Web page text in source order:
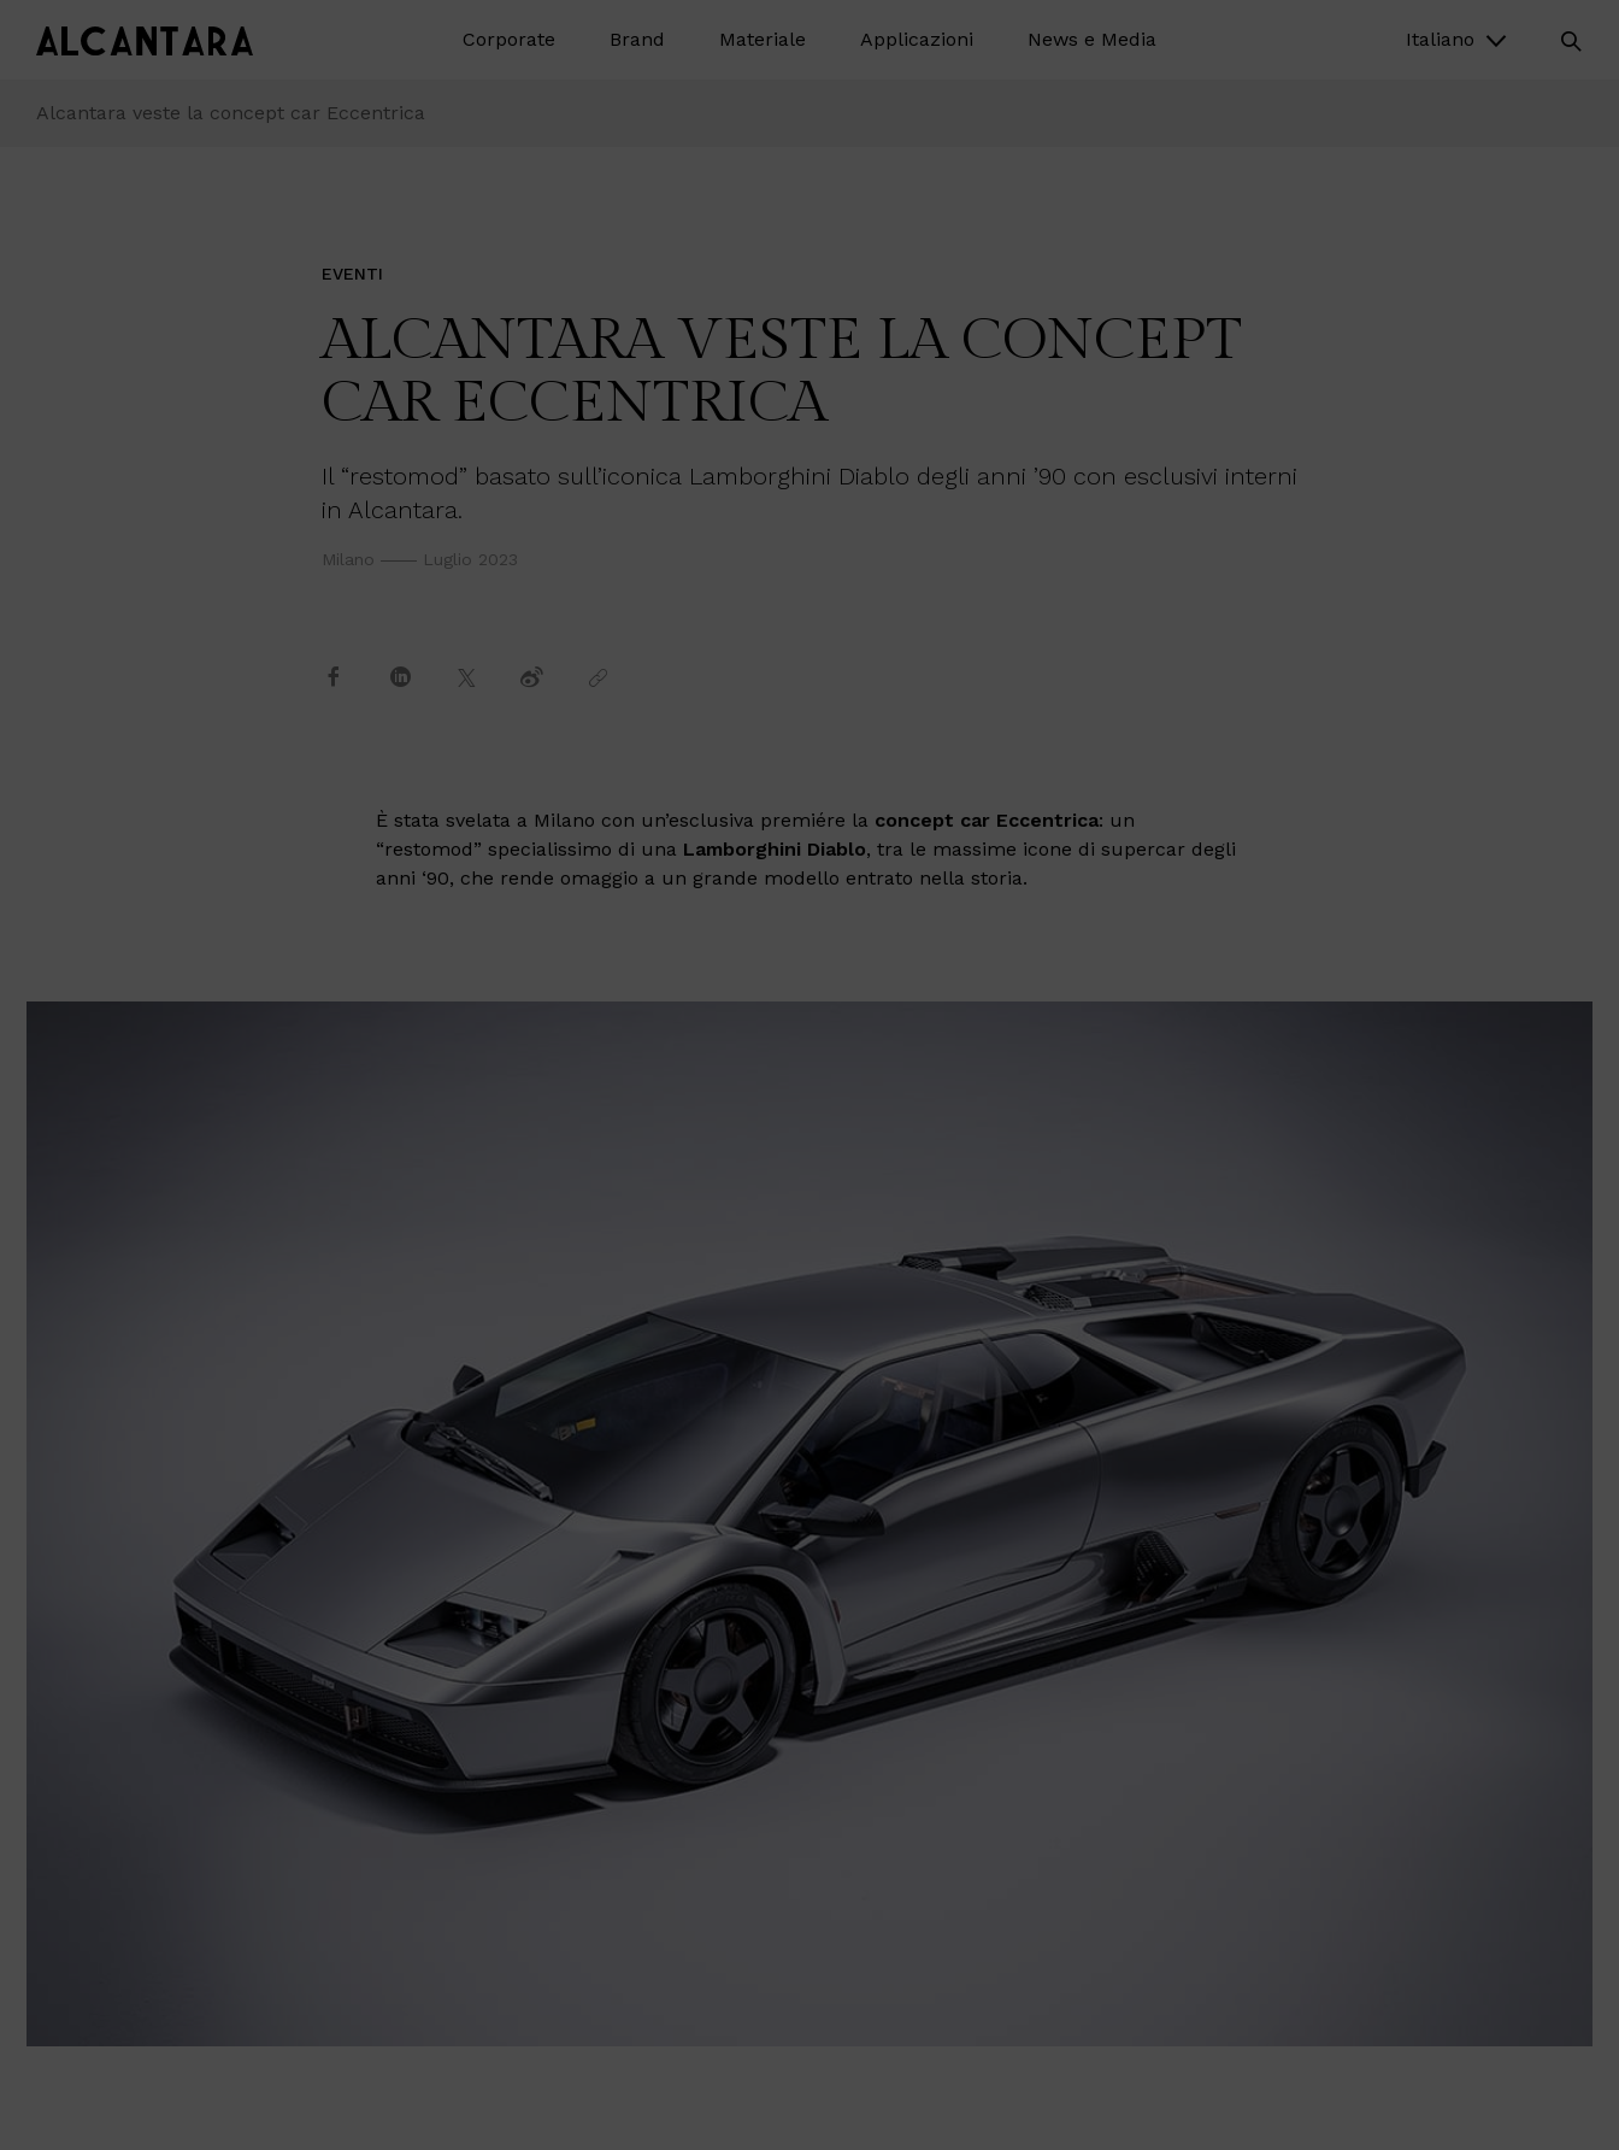
Corporate Brand Materiale Applicazioni News e Media Italiano
Alcantara veste la concept car Eccentrica
EVENTI
ALCANTARA VESTE LA CONCEPT
CAR ECCENTRICA
Il “restomod” basato sull’iconica Lamborghini Diablo degli anni ’90 con esclusivi interni
in Alcantara.
Milano Luglio 2023
È stata svelata a Milano con un’esclusiva premiére la concept car Eccentrica: un
“restomod” specialissimo di una Lamborghini Diablo, tra le massime icone di supercar degli
anni ‘90, che rende omaggio a un grande modello entrato nella storia.